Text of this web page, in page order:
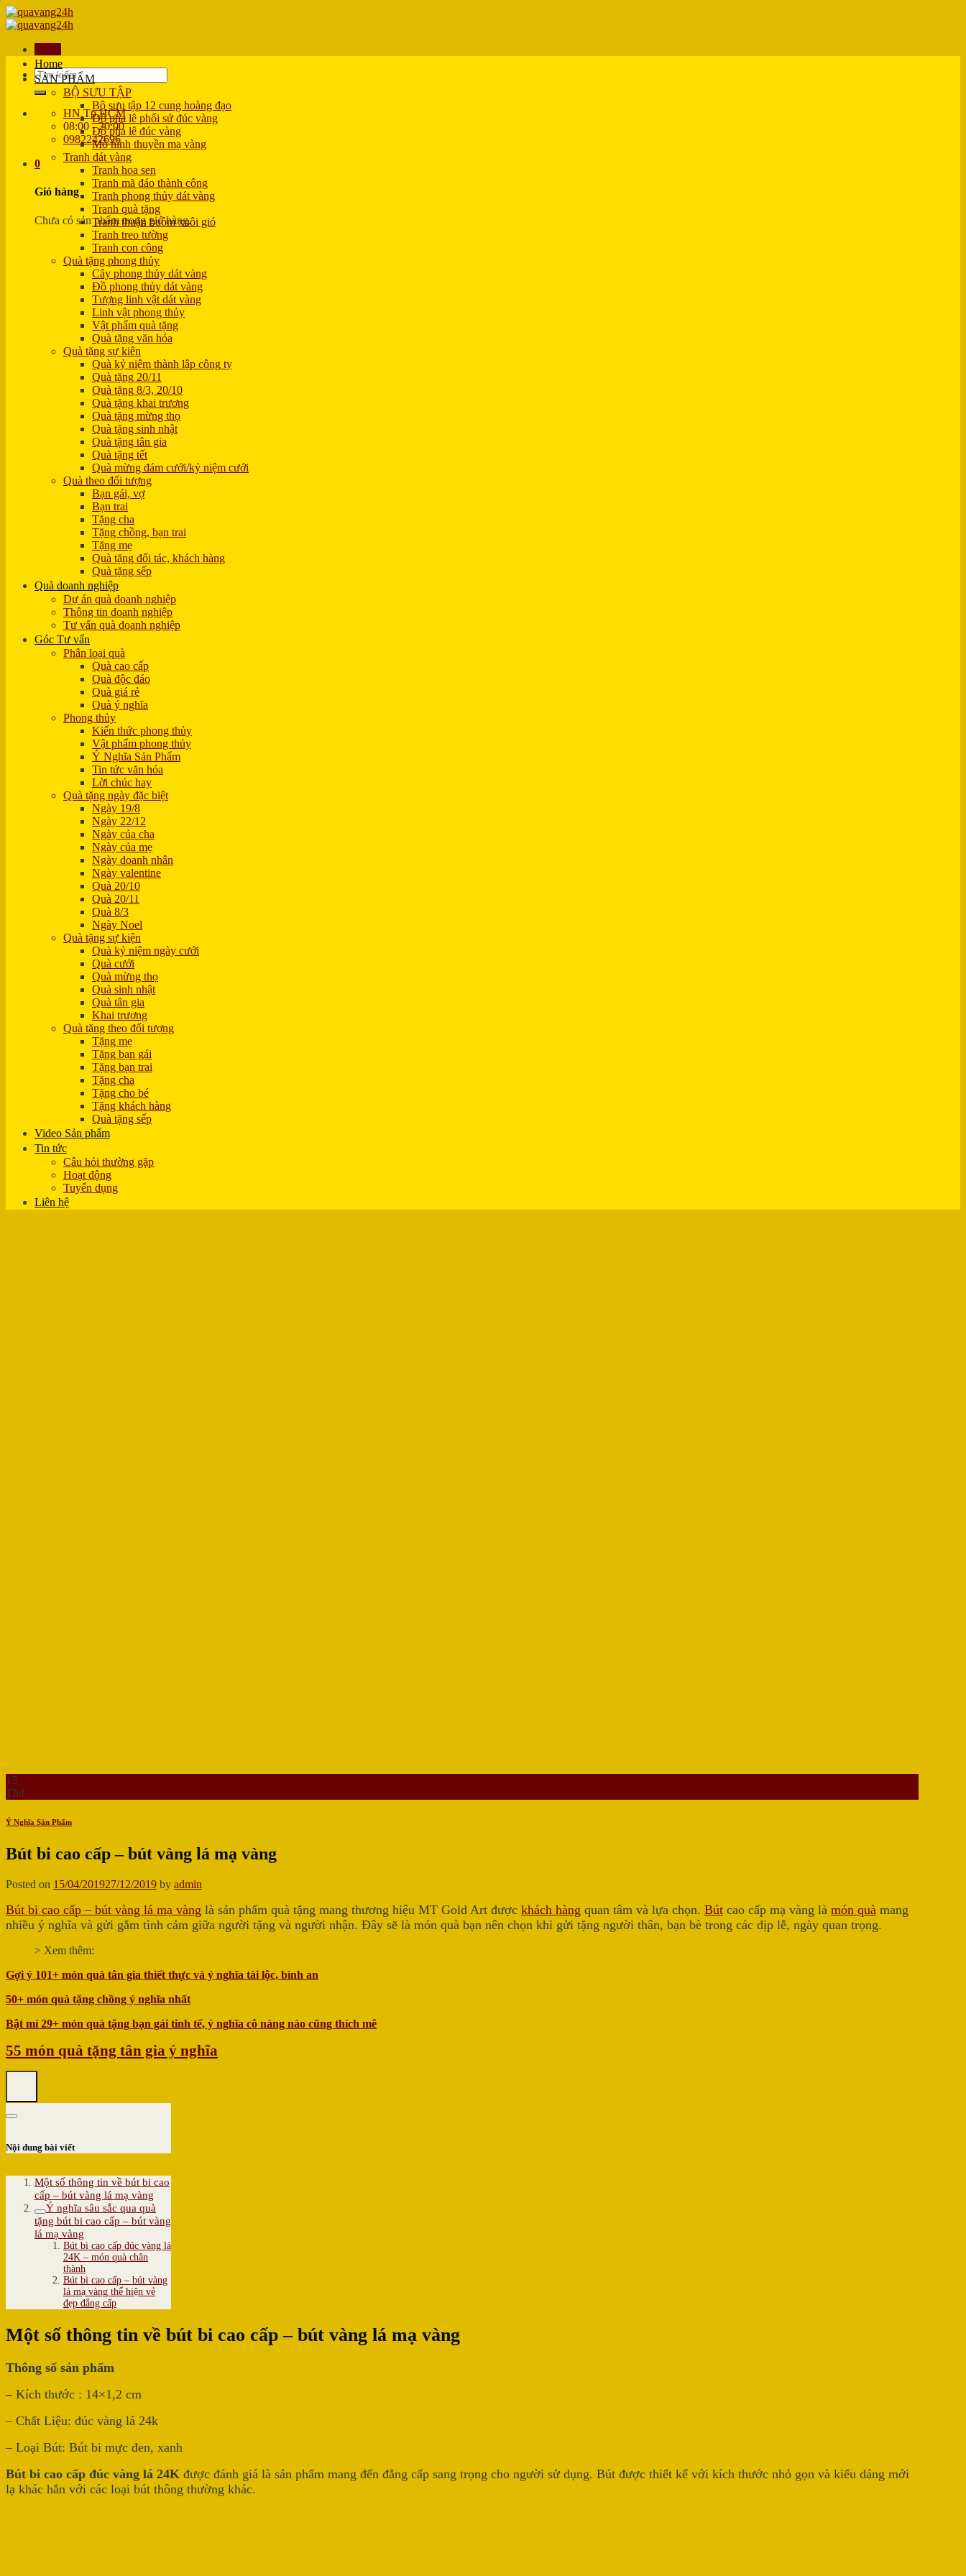
Skip
to
Tìm
kiếm:
HN,Tp.HCM
08:00 - 20:00
0982242696
0
Giỏ hàng
Chưa có sản phẩm trong giỏ hàng.
Home
SẢN PHẨM
BỘ SƯU TẬP
Bộ sưu tập 12 cung hoàng đạo
Đồ pha lê phối sứ đúc vàng
Đồ pha lê đúc vàng
Mô hình thuyền mạ vàng
Tranh dát vàng
Tranh hoa sen
Tranh mã đáo thành công
Tranh phong thủy dát vàng
Tranh quà tặng
Tranh thuận buồm xuôi gió
Tranh treo tường
Tranh con công
Quà tặng phong thủy
Cây phong thủy dát vàng
Đồ phong thủy dát vàng
Tượng linh vật dát vàng
Linh vật phong thủy
Vật phẩm quà tặng
Quà tặng văn hóa
Quà tặng sự kiên
Quà kỷ niệm thành lập công ty
Quà tặng 20/11
Quà tặng 8/3, 20/10
Quà tặng khai trương
Quà tặng mừng thọ
Quà tặng sinh nhật
Quà tặng tân gia
Quà tặng tết
Quà mừng đám cưới/kỷ niệm cưới
Quà theo đối tượng
Bạn gái, vợ
Bạn trai
Tặng cha
Tặng chồng, bạn trai
Tặng mẹ
Quà tặng đối tác, khách hàng
Quà tặng sếp
Quà doanh nghiệp
Dự án quà doanh nghiệp
Thông tin doanh nghiệp
Tư vấn quà doanh nghiệp
Góc Tư vấn
Phân loại quà
Quà cao cấp
Quà độc đáo
Quà giá rẻ
Quà ý nghĩa
Phong thủy
Kiến thức phong thủy
Vật phẩm phong thủy
Ý Nghĩa Sản Phẩm
Tin tức văn hóa
Lời chúc hay
Quà tặng ngày đặc biệt
Ngày 19/8
Ngày 22/12
Ngày của cha
Ngày của mẹ
Ngày doanh nhân
Ngày valentine
Quà 20/10
Quà 20/11
Quà 8/3
Ngày Noel
Quà tặng sự kiện
Quà kỷ niệm ngày cưới
Quà cưới
Quà mừng thọ
Quà sinh nhật
Quà tân gia
Khai trương
Quà tặng theo đối tượng
Tặng mẹ
Tặng bạn gái
Tặng bạn trai
Tặng cha
Tặng cho bé
Tặng khách hàng
Quà tặng sếp
Video Sản phẩm
Tin tức
Câu hỏi thường gặp
Hoạt động
Tuyển dụng
Liên hệ
15
Th4
Ý Nghĩa Sản Phẩm
Bút bi cao cấp – bút vàng lá mạ vàng
Posted on 15/04/201927/12/2019 by admin
Bút bi cao cấp – bút vàng lá mạ vàng là sản phẩm quà tặng mang thương hiệu MT Gold Art được khách hàng quan tâm và lựa chọn. Bút cao cấp mạ vàng là món quà mang
nhiều ý nghĩa và gửi gắm tình cảm giữa người tặng và người nhận. Đây sẽ là món quà bạn nên chọn khi gửi tặng người thân, bạn bè trong các dịp lễ, ngày quan trọng.
> Xem thêm:
Gợi ý 101+ món quà tân gia thiết thực và ý nghĩa tài lộc, bình an
50+ món quà tặng chồng ý nghĩa nhất
Bật mí 29+ món quà tặng bạn gái tinh tế, ý nghĩa cô nàng nào cũng thích mê
55 món quà tặng tân gia ý nghĩa
Nội dung bài viết
Một số thông tin về bút bi cao
cấp – bút vàng lá mạ vàng
Ý nghĩa sâu sắc qua quà
tặng bút bi cao cấp – bút vàng
lá mạ vàng
Bút bi cao cấp đúc vàng lá
24K – món quà chân
thành
Bút bi cao cấp – bút vàng
lá mạ vàng thể hiện vẻ
đẹp đẳng cấp
Một số thông tin về bút bi cao cấp – bút vàng lá mạ vàng
Thông số sản phẩm
– Kích thước : 14×1,2 cm
– Chất Liệu: đúc vàng lá 24k
– Loại Bút: Bút bi mực đen, xanh
Bút bi cao cấp đúc vàng lá 24K được đánh giá là sản phẩm mang đến đẳng cấp sang trọng cho người sử dụng. Bút được thiết kế với kích thước nhỏ gọn và kiểu dáng mới
lạ khác hẳn với các loại bút thông thường khác.